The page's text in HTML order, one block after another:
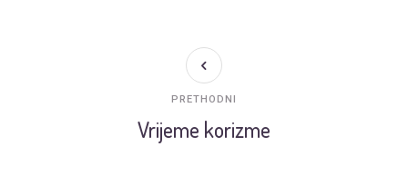
Vrijeme korizme
PRETHODNI